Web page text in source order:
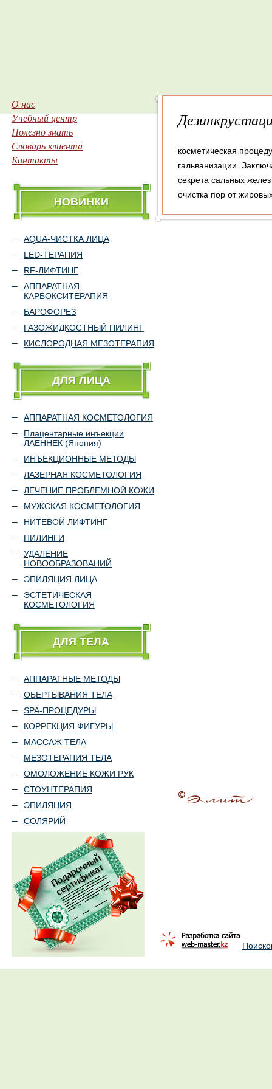
О нас
Учебный центр
Полезно знать
Словарь клиента
Контакты
НОВИНКИ
AQUA-ЧИСТКА ЛИЦА
LED-ТЕРАПИЯ
RF-ЛИФТИНГ
АППАРАТНАЯ
КАРБОКСИТЕРАПИЯ
БАРОФОРЕЗ
ГАЗОЖИДКОСТНЫЙ ПИЛИНГ
КИСЛОРОДНАЯ МЕЗОТЕРАПИЯ
ДЛЯ ЛИЦА
АППАРАТНАЯ КОСМЕТОЛОГИЯ
Плацентарные инъекции
ЛАЕННЕК (Япония)
ИНЪЕКЦИОННЫЕ МЕТОДЫ
ЛАЗЕРНАЯ КОСМЕТОЛОГИЯ
ЛЕЧЕНИЕ ПРОБЛЕМНОЙ КОЖИ
МУЖСКАЯ КОСМЕТОЛОГИЯ
НИТЕВОЙ ЛИФТИНГ
ПИЛИНГИ
УДАЛЕНИЕ
НОВООБРАЗОВАНИЙ
ЭПИЛЯЦИЯ ЛИЦА
ЭСТЕТИЧЕСКАЯ
КОСМЕТОЛОГИЯ
ДЛЯ ТЕЛА
АППАРАТНЫЕ МЕТОДЫ
ОБЕРТЫВАНИЯ ТЕЛА
SPA-ПРОЦЕДУРЫ
КОРРЕКЦИЯ ФИГУРЫ
МАССАЖ ТЕЛА
МЕЗОТЕРАПИЯ ТЕЛА
ОМОЛОЖЕНИЕ КОЖИ РУК
СТОУНТЕРАПИЯ
ЭПИЛЯЦИЯ
СОЛЯРИЙ
косметическая
гальванизации.
секрета сальных
очистка пор от